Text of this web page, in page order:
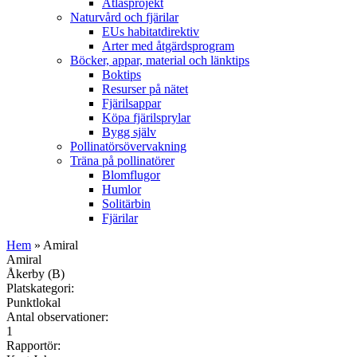
Naturvård och fjärilar
EUs habitatdirektiv
Arter med åtgärdsprogram
Böcker, appar, material och länktips
Boktips
Resurser på nätet
Fjärilsappar
Köpa fjärilsprylar
Bygg själv
Pollinatörsövervakning
Träna på pollinatörer
Blomflugor
Humlor
Solitärbin
Fjärilar
Hem » Amiral
Amiral
Åkerby (B)
Platskategori:
Punktlokal
Antal observationer:
1
Rapportör: